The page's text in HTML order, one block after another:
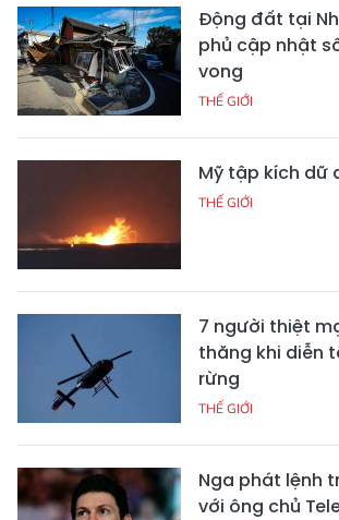
Động đất tại
phủ cập nhật
vong
THẾ GIỚI
Mỹ tập kích dữ
THẾ GIỚI
7 người thiệt
thăng khi diễn
rừng
THẾ GIỚI
Nga phát lệnh
với ông chủ